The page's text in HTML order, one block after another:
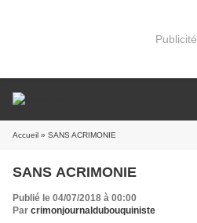
Publicité
Accueil » SANS ACRIMONIE
SANS ACRIMONIE
Publié le 04/07/2018 à 00:00
Par crimonjournaldubouquiniste